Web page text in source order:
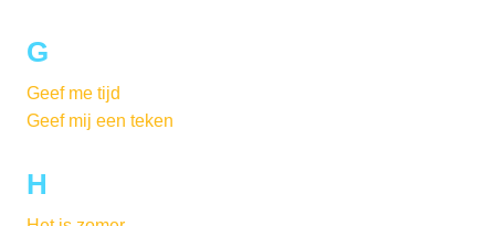
G
Geef me tijd
Geef mij een teken
H